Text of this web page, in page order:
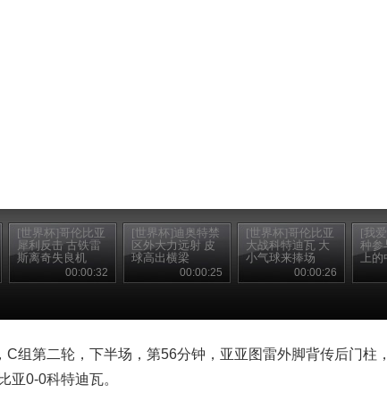
[世界杯]哥伦比亚
犀利反击 古铁雷
斯离奇失良机
00:00:32
[世界杯]迪奥特禁
区外大力远射 皮
球高出横梁
00:00:25
[世界杯]哥伦比亚
大战科特迪瓦 大
小气球来捧场
00:00:26
[我
种参
上的
C组第二轮，下半场，第56分钟，亚亚图雷外脚背传后门柱
亚0-0科特迪瓦。